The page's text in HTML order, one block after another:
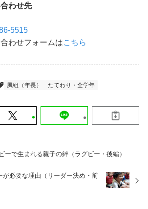
わせ先
5515
わせフォームはこちら
風組（年長） たてわり・全学年
ーで生まれる親子の絆（ラグビー・後編）
が必要な理由（リーダー決め・前